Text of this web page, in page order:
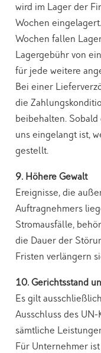
wird im Lager der
Wochen
Wochen fallen
Lagergebühr von
für jede weitere
Bei einer
die
beibehalten.
uns eingelangt ist,
gestellt.
9. Höhere Gewalt
Ereignisse, die
Auftragnehmers
Stromausfälle,
die Dauer der
Fristen verlängern
10. Gerichtsstand
Es gilt
Ausschluss des
sämtliche
Für Unternehmer